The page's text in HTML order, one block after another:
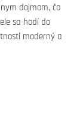
dojmom, čo
sa hodí do
moderný a